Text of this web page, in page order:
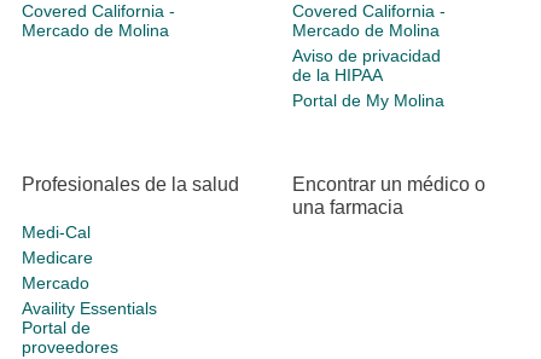
Covered California -
Mercado de Molina
Covered California -
Mercado de Molina
Aviso de privacidad
de la HIPAA
Portal de My Molina
Profesionales de la salud
Medi-Cal
Medicare
Mercado
Availity Essentials
Portal de
proveedores
Encontrar un médico o
una farmacia